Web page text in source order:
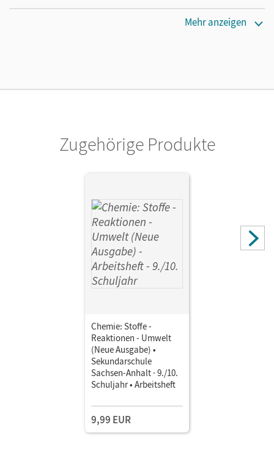
Mehr anzeigen
Zugehörige Produkte
Chemie: Stoffe -
Reaktionen - Umwelt
(Neue Ausgabe) •
Sekundarschule
Sachsen-Anhalt · 9./10.
Schuljahr • Arbeitsheft
9,99 EUR